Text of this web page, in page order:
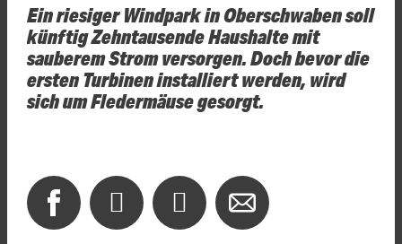
Ein riesiger Windpark in Oberschwaben soll
künftig Zehntausende Haushalte mit
sauberem Strom versorgen. Doch bevor die
ersten Turbinen installiert werden, wird
sich um Fledermäuse gesorgt.